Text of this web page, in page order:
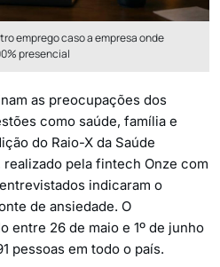
emprego caso a empresa onde
presencial
as preocupações dos
como saúde, família e
do Raio-X da Saúde
pela fintech Onze com
indicaram o
de ansiedade. O
entre 26 de maio e 1º de junho
pessoas em todo o país.